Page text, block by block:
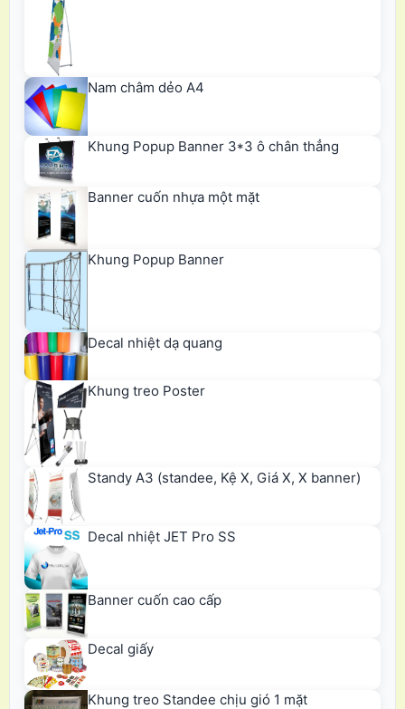
Nam châm dẻo A4
Khung Popup Banner 3*3 ô chân thẳng
Banner cuốn nhựa một mặt
Khung Popup Banner
Decal nhiệt dạ quang
Khung treo Poster
Standy A3 (standee, Kệ X, Giá X, X banner)
Decal nhiệt JET Pro SS
Banner cuốn cao cấp
Decal giấy
Khung treo Standee chịu gió 1 mặt